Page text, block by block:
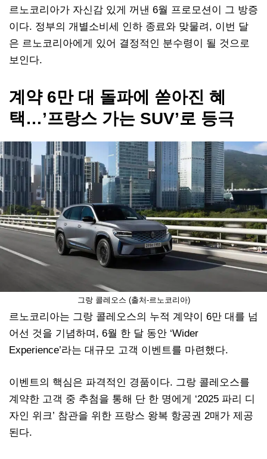
르노코리아가 자신감 있게 꺼낸 6월 프로모션이 그 방증
이다. 정부의 개별소비세 인하 종료와 맞물려, 이번 달
은 르노코리아에게 있어 결정적인 분수령이 될 것으로
보인다.
계약 6만 대 돌파에 쏟아진 혜
택…’프랑스 가는 SUV’로 등극
그랑 콜레오스 (출처-르노코리아)
르노코리아는 그랑 콜레오스의 누적 계약이 6만 대를 넘
어선 것을 기념하며, 6월 한 달 동안 ‘Wider
Experience’라는 대규모 고객 이벤트를 마련했다.
이벤트의 핵심은 파격적인 경품이다. 그랑 콜레오스를
계약한 고객 중 추첨을 통해 단 한 명에게 ‘2025 파리 디
자인 위크’ 참관을 위한 프랑스 왕복 항공권 2매가 제공
된다.